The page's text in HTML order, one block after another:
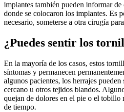
implantes también pueden informar
donde se colocaron los implantes. Es
necesario, someterse a otra cirugía
¿Puedes sentir los
En la mayoría de los casos, estos
síntomas y permanecen
algunos pacientes, los herrajes
cercano u otros tejidos blandos.
quejan de dolores en el pie o el tobillo
de tiempo.